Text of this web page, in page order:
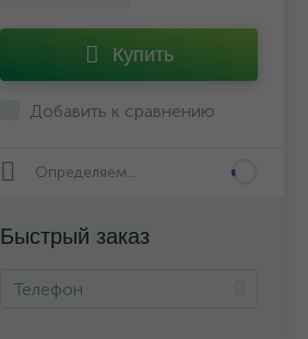
Купить
Добавить к сравнению
Определяем...
Быстрый заказ